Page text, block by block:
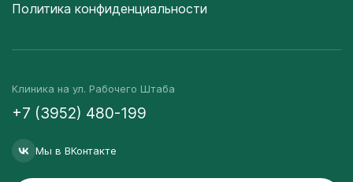
Политика конфиденциальности
Клиника на ул. Рабочего Штаба
+7 (3952) 480-199
Мы в ВКонтакте